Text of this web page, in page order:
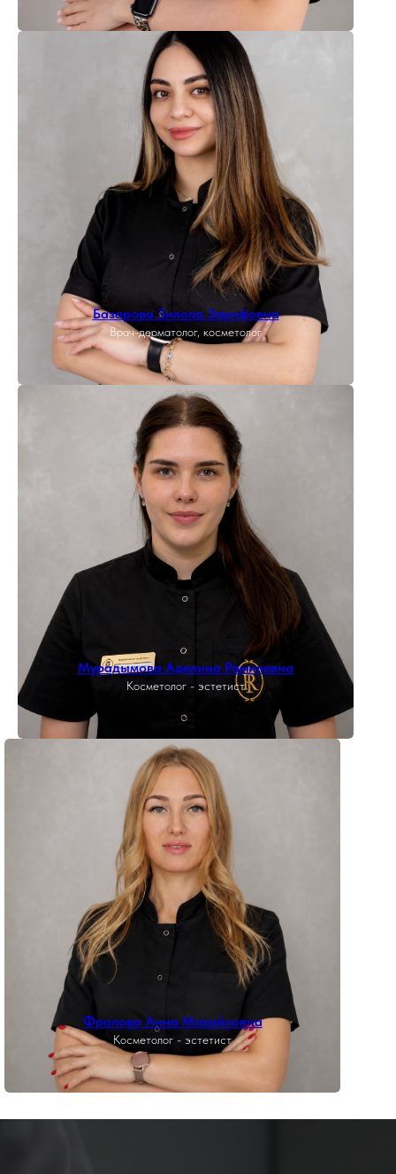
Базарова Зилола Зарифовна
Врач-дерматолог, косметолог
Мурадымова Аделина Рамилевна
Косметолог - эстетист
Фролова Анна Михайловна
Косметолог - эстетист